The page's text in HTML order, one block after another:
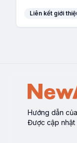
Liên kết giới
Hướng dẫn
Được cập nhật